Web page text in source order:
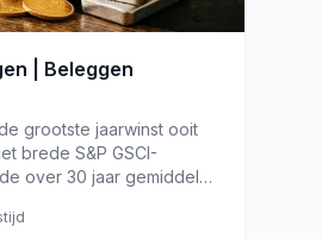
| Beleggen
grootste jaarwinst ooit
brede S&P GSCI-
over 30 jaar gemiddeld